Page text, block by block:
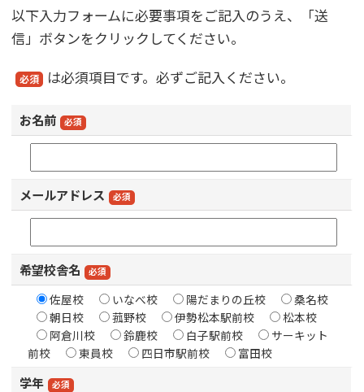
以下入力フォームに必要事項をご記入のうえ、「送
信」ボタンをクリックしてください。
必須 は必須項目です。必ずご記入ください。
お名前 必須
メールアドレス 必須
希望校舎名 必須
佐屋校 いなべ校 陽だまりの丘校
桑名校
朝日校
菰野校 伊勢松本駅前校
松本校
阿倉川校
鈴鹿校 白子駅前校
サーキット
前校
東員校 四日市駅前校 富田校
学年 必須